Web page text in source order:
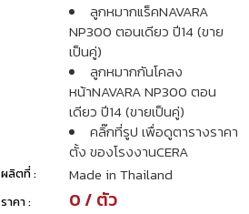
ลูกหมากแร็คNAVARA
NP300 ตอนเดียว ปี14 (ขาย
เป็นคู่)
ลูกหมากกันโคลง
หน้าNAVARA NP300 ตอน
เดียว ปี14 (ขายเป็นคู่)
คลิ๊กที่รูป เพื่อดูตารางราคา
ตั้ง ของโรงงานCERA
ผลิตที่ : Made in Thailand
ราคา : 0 / ตัว